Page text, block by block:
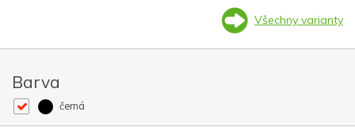
Všechny varianty
Barva
černá